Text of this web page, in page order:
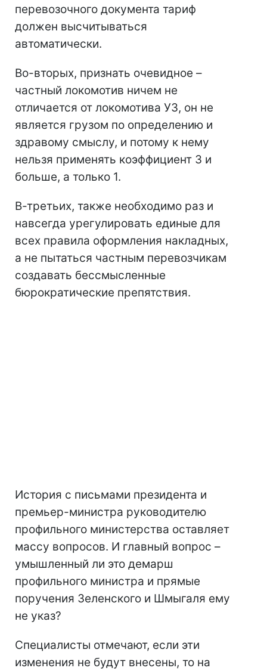
перевозочного документа тариф
должен высчитываться
автоматически.
Во-вторых, признать очевидное –
частный локомотив ничем не
отличается от локомотива УЗ, он не
является грузом по определению и
здравому смыслу, и потому к нему
нельзя применять коэффициент 3 и
больше, а только 1.
В-третьих, также необходимо раз и
навсегда урегулировать единые для
всех правила оформления накладных,
а не пытаться частным перевозчикам
создавать бессмысленные
бюрократические препятствия.
История с письмами президента и
премьер-министра руководителю
профильного министерства оставляет
массу вопросов. И главный вопрос –
умышленный ли это демарш
профильного министра и прямые
поручения Зеленского и Шмыгаля ему
не указ?
Специалисты отмечают, если эти
изменения не будут внесены, то на